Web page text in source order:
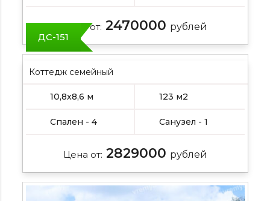
Цена от: 2470000 рублей
ДС-151
Коттедж семейный
10,8х8,6 м 123 м2
Спален - 4 Санузел - 1
Цена от: 2829000 рублей